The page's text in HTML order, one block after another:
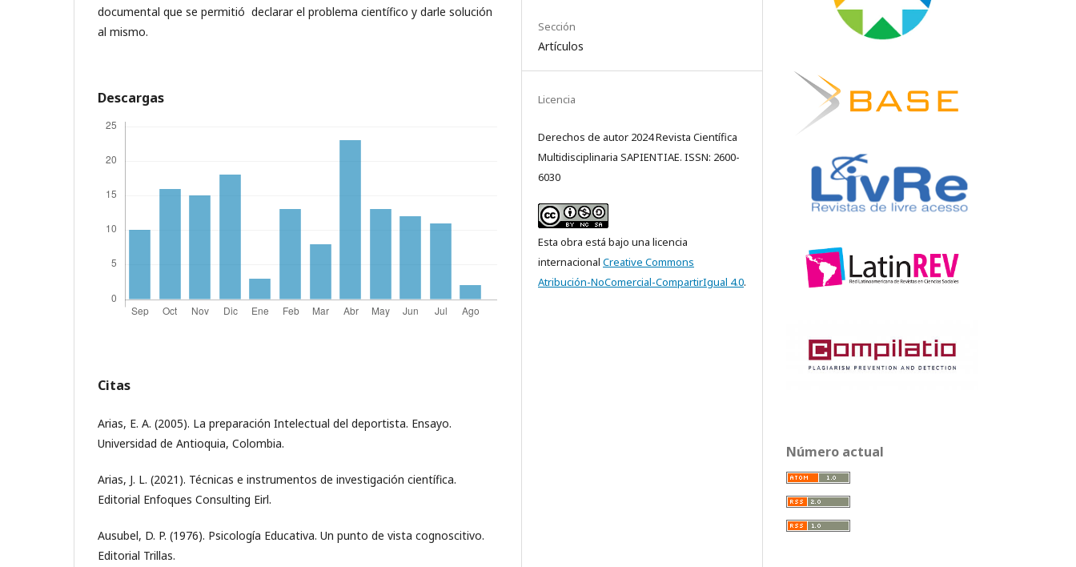
documental que se permitió declarar el problema científico y darle solución
al mismo.
Descargas
Citas
Arias, E. A. (2005). La preparación Intelectual del deportista. Ensayo.
Universidad de Antioquia, Colombia.
Arias, J. L. (2021). Técnicas e instrumentos de investigación científica.
Editorial Enfoques Consulting Eirl.
Ausubel, D. P. (1976). Psicología Educativa. Un punto de vista cognoscitivo.
Editorial Trillas.
Sección
Artículos
Licencia
Derechos de autor 2024 Revista Científica
Multidisciplinaria SAPIENTIAE. ISSN: 2600-
6030
Esta obra está bajo una licencia
internacional Creative Commons
Atribución-NoComercial-CompartirIgual 4.0.
Número actual